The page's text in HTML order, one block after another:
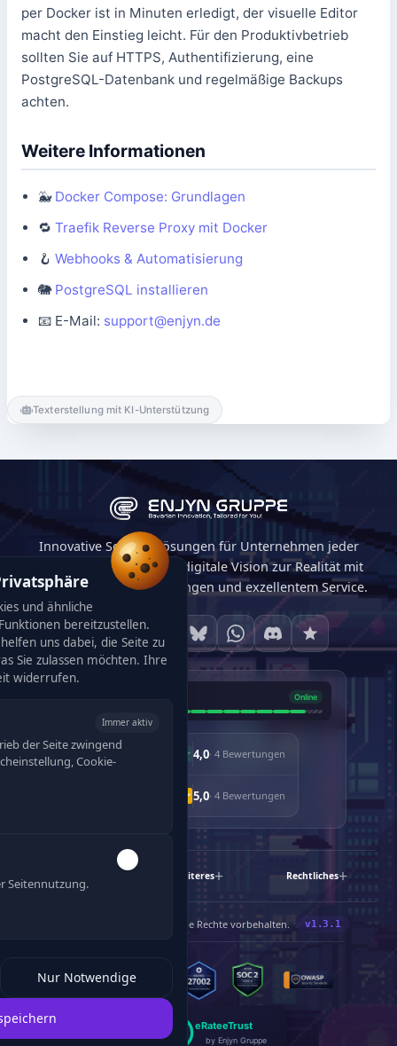
per Docker ist in Minuten erledigt, der visuelle Editor
macht den Einstieg leicht. Für den Produktivbetrieb
sollten Sie auf HTTPS, Authentifizierung, eine
PostgreSQL-Datenbank und regelmäßige Backups
achten.
Weitere Informationen
🐳 Docker Compose: Grundlagen
🔁Traefik Reverse Proxy mit Docker
🪝Webhooks & Automatisierung
🐘 PostgreSQL installieren
📧 E-Mail: support@enjyn.de
Texterstellung mit KI-Unterstützung
Innovative Softwarelösungen für Unternehmen jeder
Größe. Wir machen Ihre digitale Vision zur Realität mit
maßgeschneiderten Lösungen und exzellentem Service.
4,0· 4 Bewertungen
5,0· 4 Bewertungen
Weiteres Rechtliches
Gruppe. Alle Rechte vorbehalten.
eRateeTrust
by Enjyn Gruppe
und ähnliche
bereitzustellen.
uns dabei, die Seite zu
Sie zulassen möchten. Ihre
widerrufen.
Immer aktiv
der Seite zwingend
Cookie-
Seitennutzung.
Nur Notwendige